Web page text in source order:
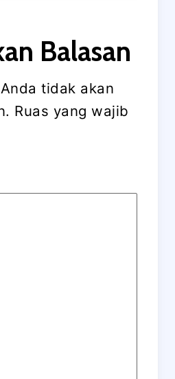
Balasan
tidak akan
Ruas yang wajib